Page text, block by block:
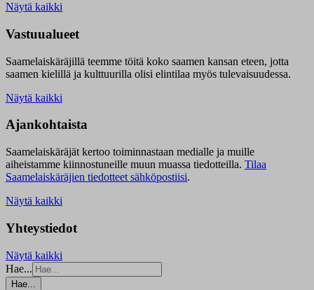
Näytä kaikki
Vastuualueet
Saamelaiskäräjillä teemme töitä koko saamen kansan eteen, jotta
saamen kielillä ja kulttuurilla olisi elintilaa myös tulevaisuudessa.
Näytä kaikki
Ajankohtaista
Saamelaiskäräjät kertoo toiminnastaan medialle ja muille
aiheistamme kiinnostuneille muun muassa tiedotteilla. Tilaa
Saamelaiskäräjien tiedotteet sähköpostiisi.
Näytä kaikki
Yhteystiedot
Näytä kaikki
Hae...
Hae...